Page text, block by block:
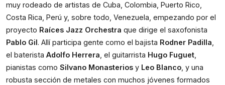
muy rodeado de artistas de Cuba, Colombia, Puerto Rico,
Costa Rica, Perú y, sobre todo, Venezuela, empezando por el
proyecto Raíces Jazz Orchestra
Pablo Gil. Allí participa gente como el bajista Rodner Padilla
el baterista Adolfo Herrera , el guitarrista Hugo Fuguet
pianistas como Silvano Monasterios y Leo Blanco , y una
robusta sección de metales con muchos jóvenes formados